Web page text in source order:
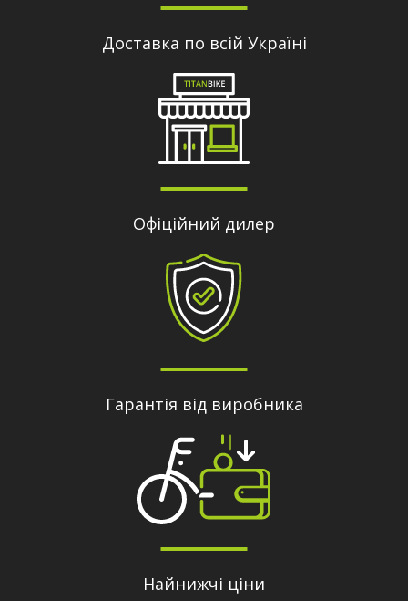
Доставка по всій Україні
Офіційний дилер
Гарантія від виробника
Найнижчі ціни